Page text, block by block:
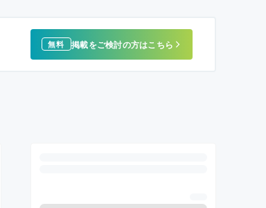
無料 掲載をご検討の方はこちら